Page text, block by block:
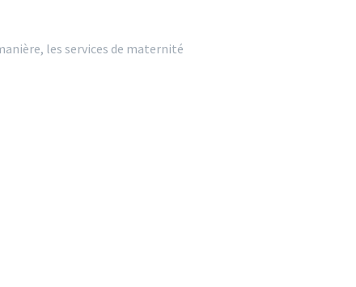
les services de maternité